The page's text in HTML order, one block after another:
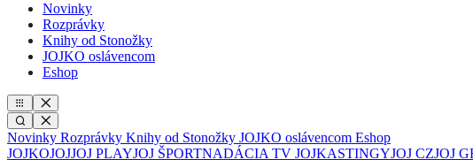
Novinky
Rozprávky
Knihy od Stonožky
JOJKO oslávencom
Eshop
Novinky Rozprávky Knihy od Stonožky JOJKO oslávencom Eshop
JOJKOJOJJOJ PLAYJOJ ŠPORTNADÁCIA TV JOJKASTINGYJOJ CZJOJ